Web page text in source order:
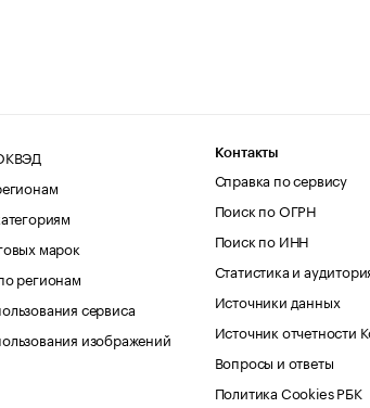
марок
регионам
сервиса
изображений
Контакты
Справка по сервису
Поиск по ОГРН
Поиск по ИНН
Статистика и
Источники данных
Источник отчетности
Вопросы и ответы
Политика Cookies РБК